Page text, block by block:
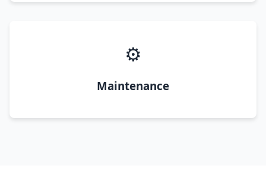
⚙️
Maintenance